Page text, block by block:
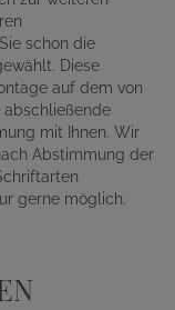
schon die
Diese
auf dem von
abschließende
mit Ihnen. Wir
Abstimmung der
gerne möglich.